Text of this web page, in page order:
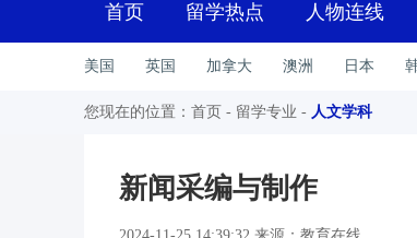
首页 留学热点 人物连线
美国 英国 加拿大 澳洲 日本
您现在的位置： 首页 - 留学专业 - 人文学科
新闻采编与制作